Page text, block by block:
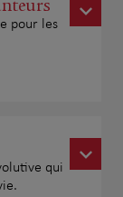
pour les
qui